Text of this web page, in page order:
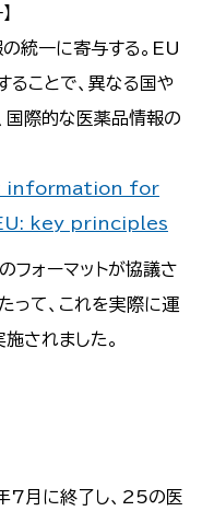
統一に寄与する。EU
ことで、異なる国や
国際的な医薬品情報の
information for
key principles
フォーマットが協議さ
て、これを実際に運
されました。
7月に終了し、25の医